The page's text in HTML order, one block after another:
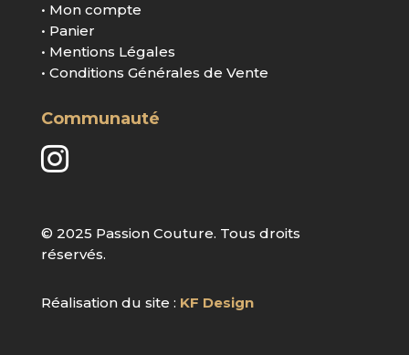
• Mon compte
• Panier
• Mentions Légales
• Conditions Générales de Vente
Communauté

© 2025 Passion Couture. Tous droits
réservés.
Réalisation du site : KF Design